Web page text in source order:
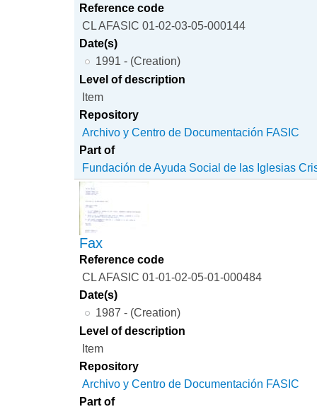
Reference code
CL AFASIC 01-02-03-05-000144
Date(s)
1991 - (Creation)
Level of description
Item
Repository
Archivo y Centro de Documentación FASIC
Part of
Fundación de Ayuda Social de las Iglesias
Fax
Reference code
CL AFASIC 01-01-02-05-01-000484
Date(s)
1987 - (Creation)
Level of description
Item
Repository
Archivo y Centro de Documentación FASIC
Part of